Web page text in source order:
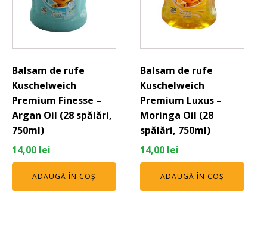
Balsam de rufe
Kuschelweich
Premium Finesse –
Argan Oil (28 spălări,
750ml)
14,00 lei
ADAUGĂ ÎN COȘ
Balsam de rufe
Kuschelweich
Premium Luxus –
Moringa Oil (28
spălări, 750ml)
14,00 lei
ADAUGĂ ÎN COȘ